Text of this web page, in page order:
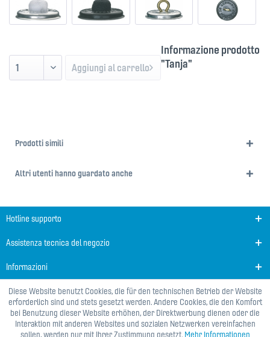
Aggiungi al carrello
Informazione prodotto
"Tanja"
Prodotti simili
Altri utenti hanno guardato anche
Hotline supporto
Assistenza tecnica del negozio
Informazioni
Diese Website benutzt Cookies, die für den technischen Betrieb der Website
erforderlich sind und stets gesetzt werden. Andere Cookies, die den Komfort
bei Benutzung dieser Website erhöhen, der Direktwerbung dienen oder die
Interaktion mit anderen Websites und sozialen Netzwerken vereinfachen
sollen, werden nur mit Ihrer Zustimmung gesetzt. Mehr Informationen